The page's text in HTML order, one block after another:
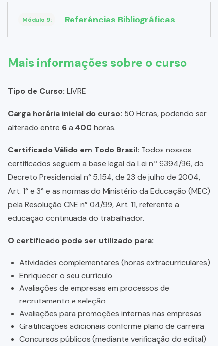
Módulo 9: Referências Bibliográficas
Mais informações sobre o curso
Tipo de Curso: LIVRE
Carga horária inicial do curso: 50 Horas, podendo ser
alterado entre 6a 400 horas.
Certificado Válido em Todo Brasil: Todos nossos
certificados seguem a base legal da Lei nº 9394/96, do
Decreto Presidencial n° 5.154, de 23 de julho de 2004,
Art. 1° e 3° e as normas do Ministério da Educação (MEC)
pela Resolução CNE n° 04/99, Art. 11, referente a
educação continuada do trabalhador.
O certificado pode ser utilizado para:
Atividades complementares (horas extracurriculares)
Enriquecer o seu currículo
Avaliações de empresas em processos de
recrutamento e seleção
Avaliações para promoções internas nas empresas
Gratificações adicionais conforme plano de carreira
Concursos públicos (mediante verificação do edital)